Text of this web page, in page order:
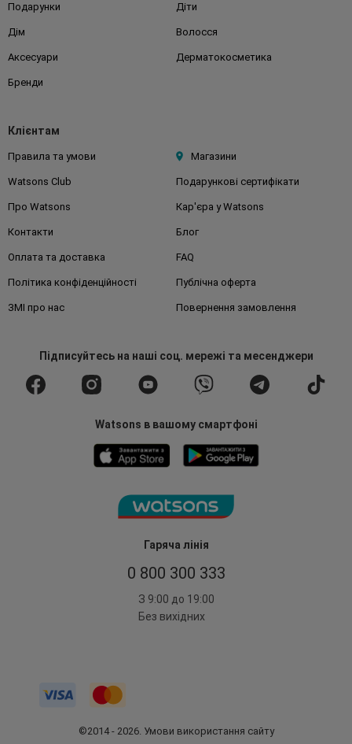
Гаряча лінія
0 800 300 333
З 9:00 до 19:00
Без вихідних
Подарунки Діти
Дім Волосся
Аксесуари Дерматокосметика
Бренди
Клієнтам
Правила та умови Магазини
Watsons Club Подарункові сертифікати
Про Watsons Кар'єра у Watsons
Контакти Блог
Оплата та доставка FAQ
Політика конфіденційності Публічна оферта
ЗМІ про нас Повернення замовлення
Підписуйтесьна наші соц. мережі та месенджери
Watsons в вашому смартфоні
©2014 - 2026. Умови використання сайту